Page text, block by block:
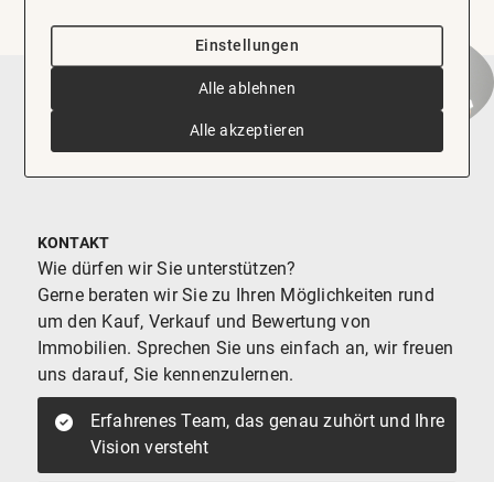
KONTAKT
Wie dürfen wir Sie unterstützen?
Gerne beraten wir Sie zu Ihren Möglichkeiten rund
um den Kauf, Verkauf und Bewertung von
Immobilien. Sprechen Sie uns einfach an, wir freuen
uns darauf, Sie kennenzulernen.
Erfahrenes Team, das genau zuhört und Ihre
Vision versteht
Einstellungen
Alle ablehnen
Alle akzeptieren